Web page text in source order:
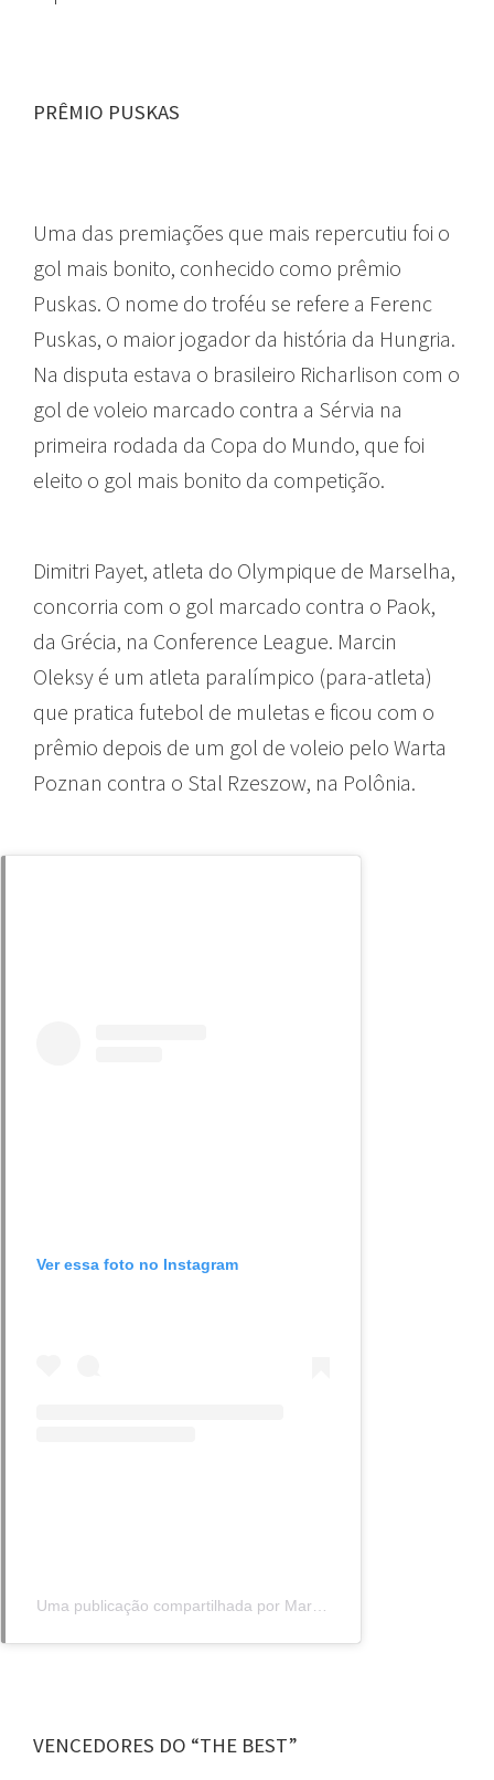
PRÊMIO PUSKAS
Uma das premiações que mais repercutiu foi o
gol mais bonito, conhecido como prêmio
Puskas. O nome do troféu se refere a Ferenc
Puskas, o maior jogador da história da Hungria.
Na disputa estava o brasileiro Richarlison com o
gol de voleio marcado contra a Sérvia na
primeira rodada da Copa do Mundo, que foi
eleito o gol mais bonito da competição.
Dimitri Payet, atleta do Olympique de Marselha,
concorria com o gol marcado contra o Paok,
da Grécia, na Conference League. Marcin
Oleksy é um atleta paralímpico (para-atleta)
que pratica futebol de muletas e ficou com o
prêmio depois de um gol de voleio pelo Warta
Poznan contra o Stal Rzeszow, na Polônia.
Ver essa foto no Instagram
VENCEDORES DO “THE BEST”